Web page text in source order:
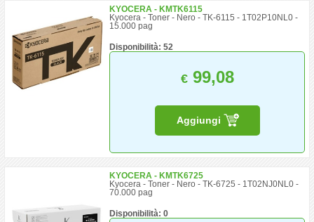
KYOCERA - KMTK6115
Kyocera - Toner - Nero - TK-6115 - 1T02P10NL0 -
15.000 pag
Disponibilità: 52
€99,08
Aggiungi
KYOCERA - KMTK6725
Kyocera - Toner - Nero - TK-6725 - 1T02NJ0NL0 -
70.000 pag
Disponibilità: 0